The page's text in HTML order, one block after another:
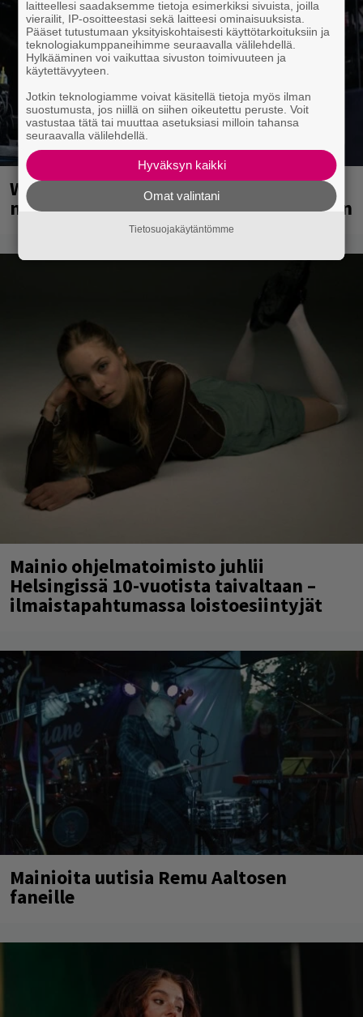
Weezer palaa Suomeen yli
neljännesvuosisadan odotuksen jälkeen
Mainio ohjelmatoimisto juhlii
Helsingissä 10-vuotista taivaltaan –
ilmaistapahtumassa loistoesiintyjät
Mainioita uutisia Remu Aaltosen
faneille
laitteellesi saadaksemme tietoja esimerkiksi sivuista, joilla
vierailit, IP-osoitteestasi sekä laitteesi ominaisuuksista.
Pääset tutustumaan yksityiskohtaisesti käyttötarkoituksiin ja
teknologiakumppaneihimme seuraavalla välilehdellä.
Hylkääminen voi vaikuttaa sivuston toimivuuteen ja
käytettävyyteen.
Jotkin teknologiamme voivat käsitellä tietoja myös ilman
suostumusta, jos niillä on siihen oikeutettu peruste. Voit
vastustaa tätä tai muuttaa asetuksiasi milloin tahansa
seuraavalla välilehdellä.
Hyväksyn kaikki
Omat valintani
Tietosuojakäytäntömme